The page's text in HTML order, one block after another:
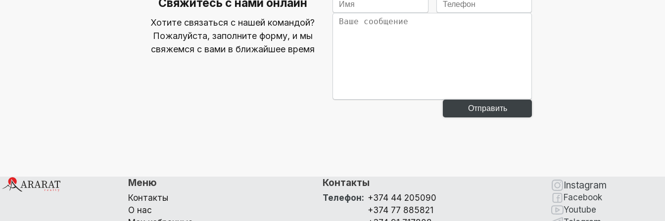
Свяжитесь с нами онлайн
Хотите связаться с нашей командой?
Пожалуйста, заполните форму, и мы
свяжемся с вами в ближайшее время
Отправить
Меню
Контакты
О нас
Контакты
Телефон: +374 44 205090
+374 77 885821
Instagram
Facebook
Youtube